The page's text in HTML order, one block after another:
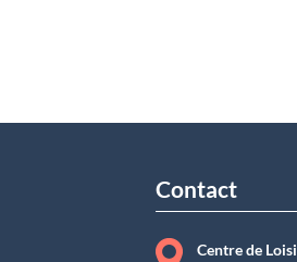
Contact
Centre de